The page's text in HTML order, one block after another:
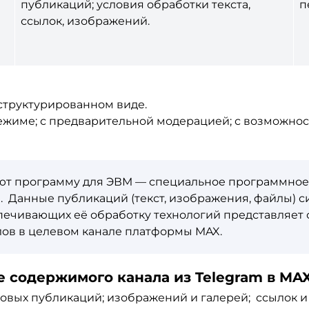
публикаций; условия обработки текста,
ссылок, изображений.
виде.
с предварительной модерацией; с
программу для ЭВМ — специальное
Данные публикаций (текст, изображения, файлы)
её обработку технологий
в целевом канале платформы MAX.
канала из Telegram в
публикаций; изображений и галерей; ссылок